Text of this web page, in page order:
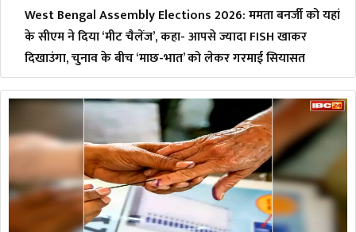
West Bengal Assembly Elections 2026: ममता बनर्जी को यहां
के सीएम ने दिया ‘मीट चैलेंज’, कहा- आपसे ज्यादा FISH खाकर
दिखाउंगा, चुनाव के बीच ‘माछ-भात’ को लेकर गरमाई सियासत